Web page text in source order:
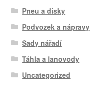
Pneu a disky
Podvozek a nápravy
Sady nářadí
Táhla a lanovody
Uncategorized